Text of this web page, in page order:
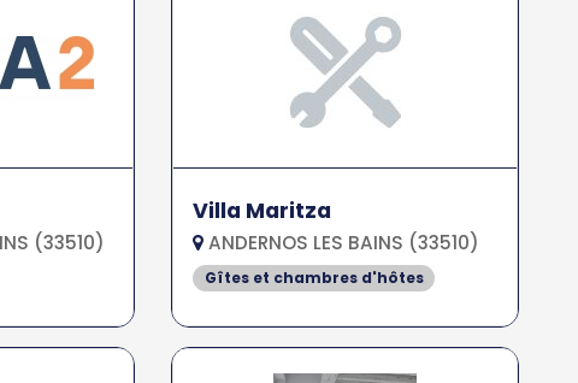
(33510)
Villa Maritza
ANDERNOS LES BAINS (33510)
Gîtes et chambres d'hôtes